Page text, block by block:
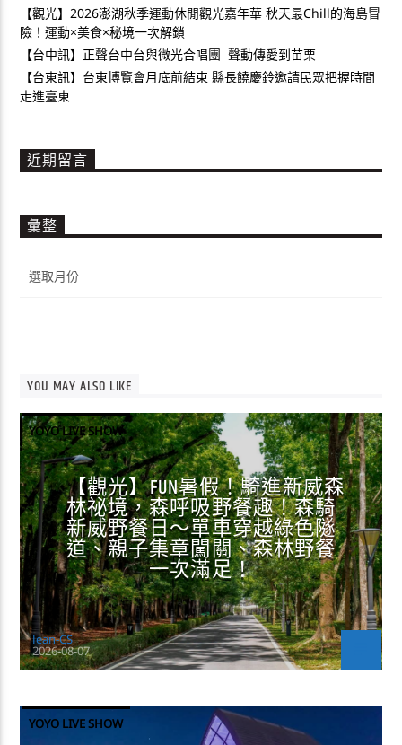
【觀光】2026澎湖秋季運動休閒觀光嘉年華 秋天最Chill的海島冒
險！運動×美食×秘境一次解鎖
【台中訊】正聲台中台與微光合唱團 聲動傳愛到苗栗
【台東訊】台東博覽會月底前結束 縣長饒慶鈴邀請民眾把握時間
走進臺東
近期留言
彙整
整
YOU MAY ALSO LIKE
YOYO LIVE SHOW
【觀光】FUN暑假！騎進新威森
林祕境，森呼吸野餐趣！森騎
新威野餐日～單車穿越綠色隧
道、親子集章闖關、森林野餐
一次滿足！
Jean-CS
2026-08-07
YOYO LIVE SHOW